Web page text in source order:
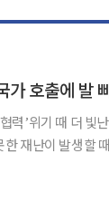
▶
력’위기 때 더 빛